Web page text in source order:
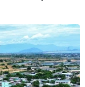
Sơn, khám